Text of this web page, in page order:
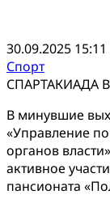
30.09.2025 15:11
Спорт
СПАРТАКИАДА В
В минувшие
«Управление
органов
активное
пансионата